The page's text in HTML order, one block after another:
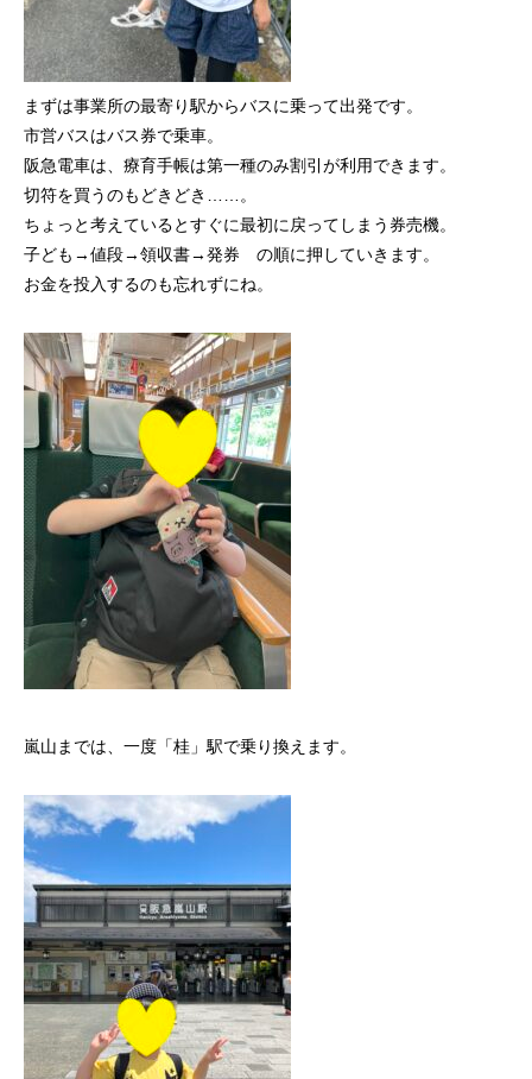
まずは事業所の最寄り駅からバスに乗って出発です。
市営バスはバス券で乗車。
阪急電車は、療育手帳は第一種のみ割引が利用できます。
切符を買うのもどきどき……。
ちょっと考えているとすぐに最初に戻ってしまう券売機。
子ども→値段→領収書→発券 の順に押していきます。
お金を投入するのも忘れずにね。
嵐山までは、一度「桂」駅で乗り換えます。